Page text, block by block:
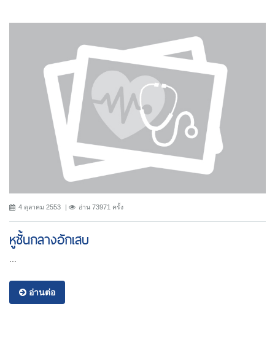
4 ตุลาคม 2553 อ่าน 73971 ครั้ง
หูชั้นกลางอักเสบ
...
อ่านต่อ